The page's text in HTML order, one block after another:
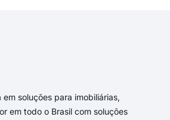
soluções para imobiliárias,
em todo o Brasil com soluções